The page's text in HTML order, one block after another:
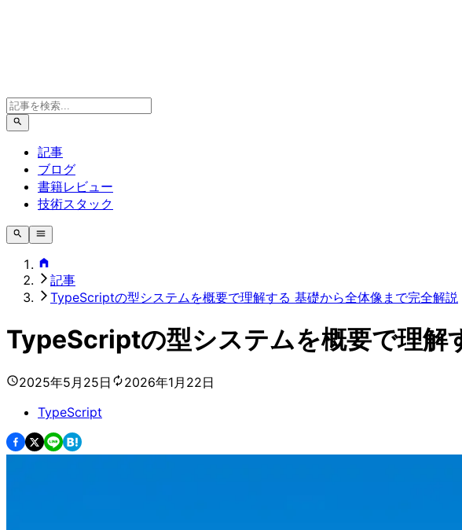
記事
ブログ
書籍レビュー
技術スタック
記事
TypeScriptの型システムを概要で理解する 基礎から全体像まで完全解説
TypeScriptの型システムを概要で理解
2025年5月25日
2026年1月22日
TypeScript